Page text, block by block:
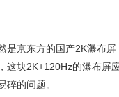
是京东方的国产2K瀑布
这块2K+120Hz的瀑布屏
碎的问题。